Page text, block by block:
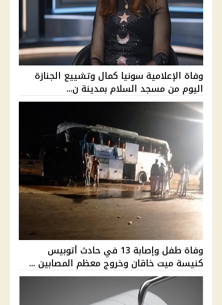
وفاة الإعلامية سونيا كمال وتشييع الجنازة
اليوم من مسجد السلام بمدينة ن...
وفاة طفل وإصابة 13 في حادث أتوبيس
كنيسة ميت خاقان وخروج معظم المصابين ...